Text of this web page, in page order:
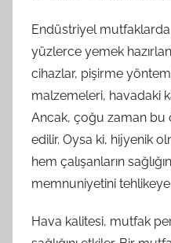
Endüstriyel
yüzlerce yemek
cihazlar, pişirme
malzemeleri, havadaki
Ancak, çoğu zaman bu
edilir. Oysa ki, hijyenik
hem çalışanların
memnuniyetini tehlikeye
Hava kalitesi, mutfak